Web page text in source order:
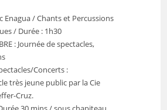
Enagua / Chants et Percussions
/ Durée : 1h30
: Journée de spectacles,
Concerts :
très jeune public par la Cie
Cruz.